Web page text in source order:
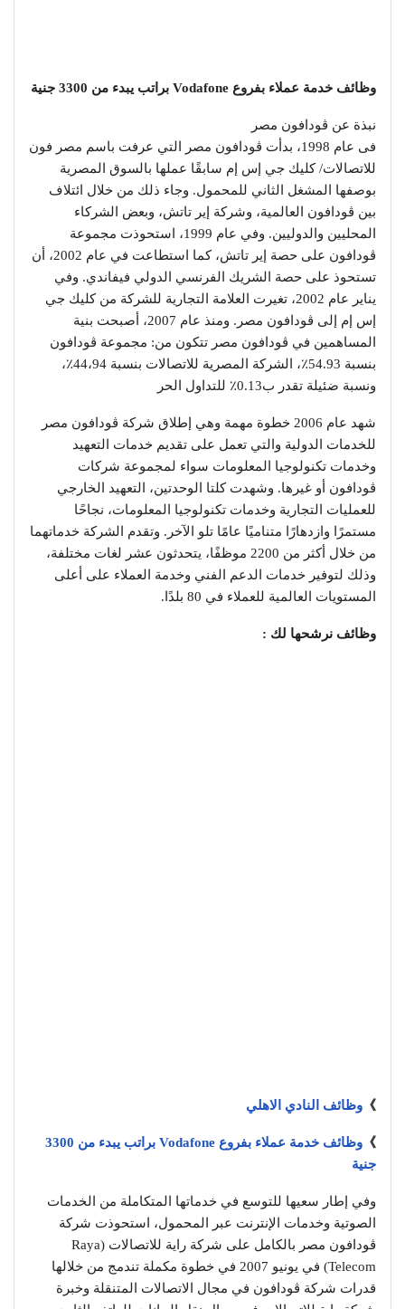
وظائف خدمة عملاء بفروع Vodafone براتب يبدء من 3300 جنية
نبذة عن ڤودافون مصر
فى عام 1998، بدأت ڤودافون مصر التي عرفت باسم مصر فون
للاتصالات/ كليك جي إس إم سابقًا عملها بالسوق المصرية
بوصفها المشغل الثاني للمحمول. وجاء ذلك من خلال ائتلاف
بين ڤودافون العالمية، وشركة إير تاتش، وبعض الشركاء
المحليين والدوليين. وفي عام 1999، استحوذت مجموعة
ڤودافون على حصة إير تاتش، كما استطاعت في عام 2002، أن
تستحوذ على حصة الشريك الفرنسي الدولي فيفاندي. وفي
يناير عام 2002، تغيرت العلامة التجارية للشركة من كليك جي
إس إم إلى ڤودافون مصر. ومنذ عام 2007، أصبحت بنية
المساهمين في ڤودافون مصر تتكون من: مجموعة ڤودافون
بنسبة 54.93٪، الشركة المصرية للاتصالات بنسبة 44،94٪،
ونسبة ضئيلة تقدر ب0.13٪ للتداول الحر
شهد عام 2006 خطوة مهمة وهي إطلاق شركة ڤودافون مصر
للخدمات الدولية والتي تعمل على تقديم خدمات التعهيد
وخدمات تكنولوجيا المعلومات سواء لمجموعة شركات
ڤودافون أو غيرها. وشهدت كلتا الوحدتين، التعهيد الخارجي
للعمليات التجارية وخدمات تكنولوجيا المعلومات، نجاحًا
مستمرًا وازدهارًا متناميًا عامًا تلو الآخر. وتقدم الشركة خدماتهما
من خلال أكثر من 2200 موظفًا، يتحدثون عشر لغات مختلفة،
وذلك لتوفير خدمات الدعم الفني وخدمة العملاء على أعلى
المستويات العالمية للعملاء في 80 بلدًا.
وظائف نرشحها لك :
》 وظائف النادي الاهلي
》
وظائف خدمة عملاء بفروع Vodafone براتب يبدء من 3300
جنية
وفي إطار سعيها للتوسع في خدماتها المتكاملة من الخدمات
الصوتية وخدمات الإنترنت عبر المحمول، استحوذت شركة
ڤودافون مصر بالكامل على شركة راية للاتصالات (Raya
Telecom) في يونيو 2007 في خطوة مكملة تندمج من خلالها
قدرات شركة ڤودافون في مجال الاتصالات المتنقلة وخبرة